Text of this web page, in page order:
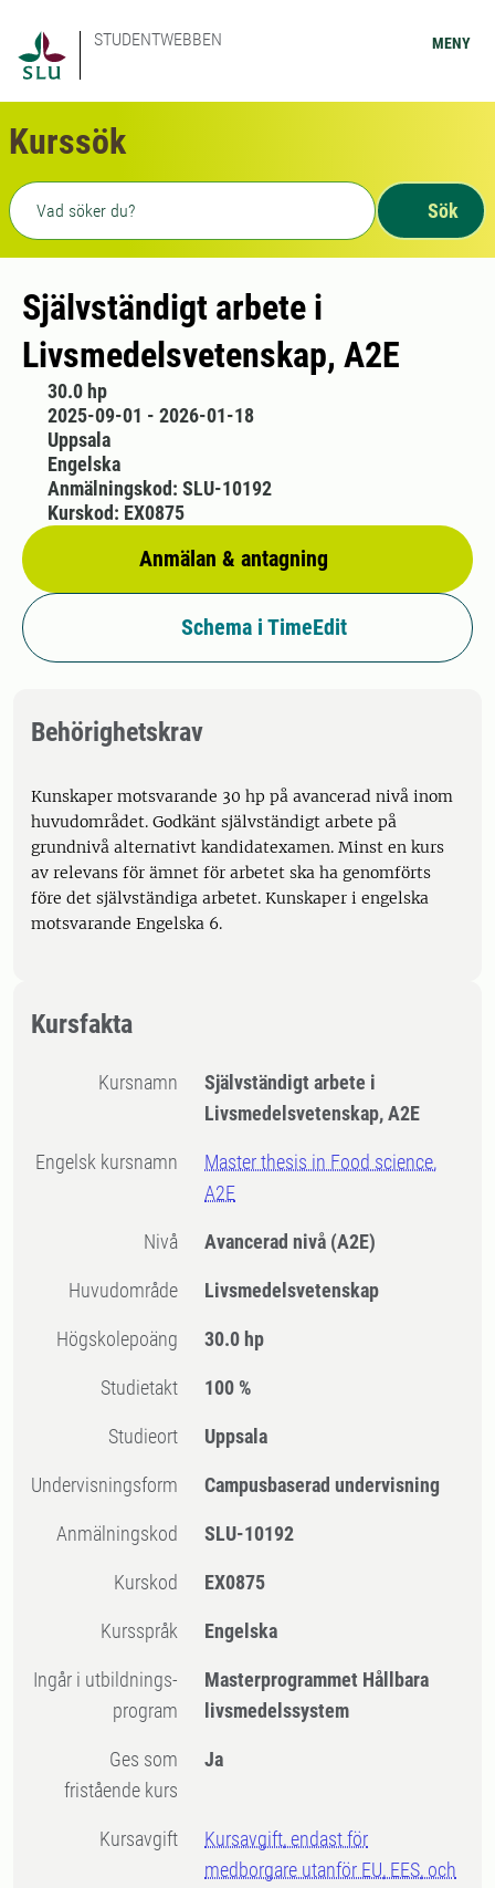
STUDENTWEBBEN MENY
Kurssök
Fritext sökning
Sök
Självständigt arbete i
Livsmedelsvetenskap, A2E
30.0 hp
2025-09-01 - 2026-01-18
Uppsala
Engelska
Anmälan & antagning
Anmälningskod: SLU-10192
Kurskod: EX0875
Schema i TimeEdit
Behörighetskrav
Kunskaper motsvarande 30 hp på avancerad nivå inom
huvudområdet. Godkänt självständigt arbete på
grundnivå alternativt kandidatexamen. Minst en kurs
av relevans för ämnet för arbetet ska ha genomförts
före det självständiga arbetet. Kunskaper i engelska
motsvarande Engelska 6.
Kursfakta
Kursnamn
Självständigt arbete i
Livsmedelsvetenskap, A2E
Engelsk kursnamn
Master thesis in Food science,
A2E
Nivå Avancerad nivå (A2E)
Huvudområde Livsmedelsvetenskap
högskolepoäng 30.0 hp
Studietakt 100 %
Studieort Uppsala
Undervisningsform Campusbaserad undervisning
Anmälningskod SLU-10192
Kurskod EX0875
Kursspråk Engelska
Ingår i utbildnings-
program
Masterprogrammet Hållbara
livsmedelssystem
Ges som
fristående kurs
Ja
Kursavgift
Kursavgift, endast för
medborgare utanför EU, EES, och